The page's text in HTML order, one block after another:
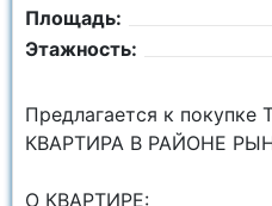
Площадь:
Этажность:
Предлагается к
КВАРТИРА В РАЙОНЕ
О КВАРТИРЕ: